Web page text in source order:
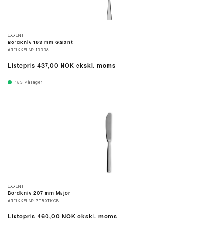
EXXENT
Bordkniv 193 mm Galant
ARTIKKELNR 13338
Listepris 437,00 NOK ekskl. moms
183 På lager
EXXENT
Bordkniv 207 mm Major
ARTIKKELNR PT50TKCB
Listepris 460,00 NOK ekskl. moms